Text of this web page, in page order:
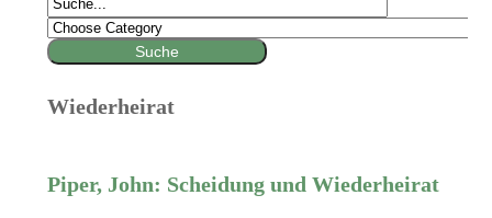
Wiederheirat
Piper, John: Scheidung und Wiederheirat